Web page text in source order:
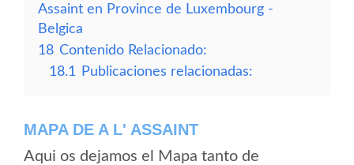
Assaint en Province de Luxembourg -
Belgica
18 Contenido Relacionado:
18.1
Publicaciones relacionadas:
MAPA DE A L' ASSAINT
Aqui os dejamos el Mapa tanto de